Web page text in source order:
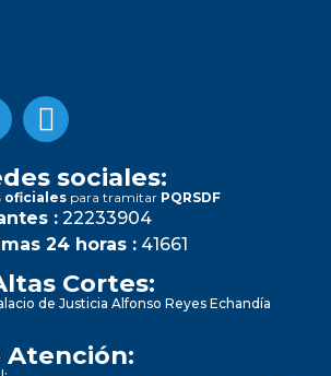
sociales:
oficiales para tramitar PQRSDF
: 22233904
24 horas : 41661
Cortes:
de Justicia Alfonso Reyes Echandía
Atención: